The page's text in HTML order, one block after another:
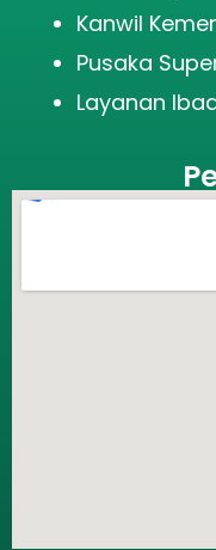
Kanwil
Pusaka
Layanan